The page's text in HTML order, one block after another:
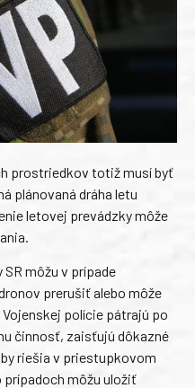
prostriedkov totiž musí byť
plánovaná dráha letu
letovej prevádzky môže
môžu v prípade
prerušiť alebo môže
polície pátrajú po
činnosť, zaisťujú dôkazné
riešia v priestupkovom
môžu uložiť